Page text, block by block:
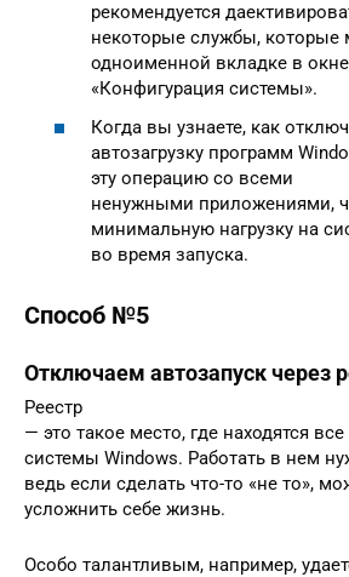
рекомендуется
некоторые службы, которые
одноименной вкладке в окне
«Конфигурация системы».
Когда вы узнаете, как
автозагрузку программ
эту операцию со всеми
ненужными приложениями,
минимальную нагрузку на
во время запуска.
Способ №5
Отключаем автозапуск через
Реестр
— это такое место, где находятся
системы Windows. Работать в нем
ведь если сделать что-то «не то»,
усложнить себе жизнь.
Особо талантливым, например,